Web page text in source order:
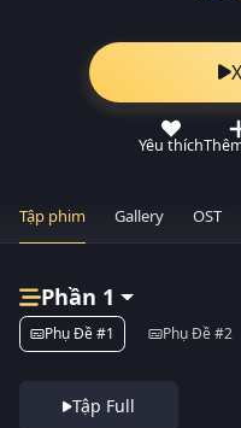
Yêu thích
Tập phim Gallery OST
Phần 1
Phụ Đề #1 Phụ Đề #2
Tập Full